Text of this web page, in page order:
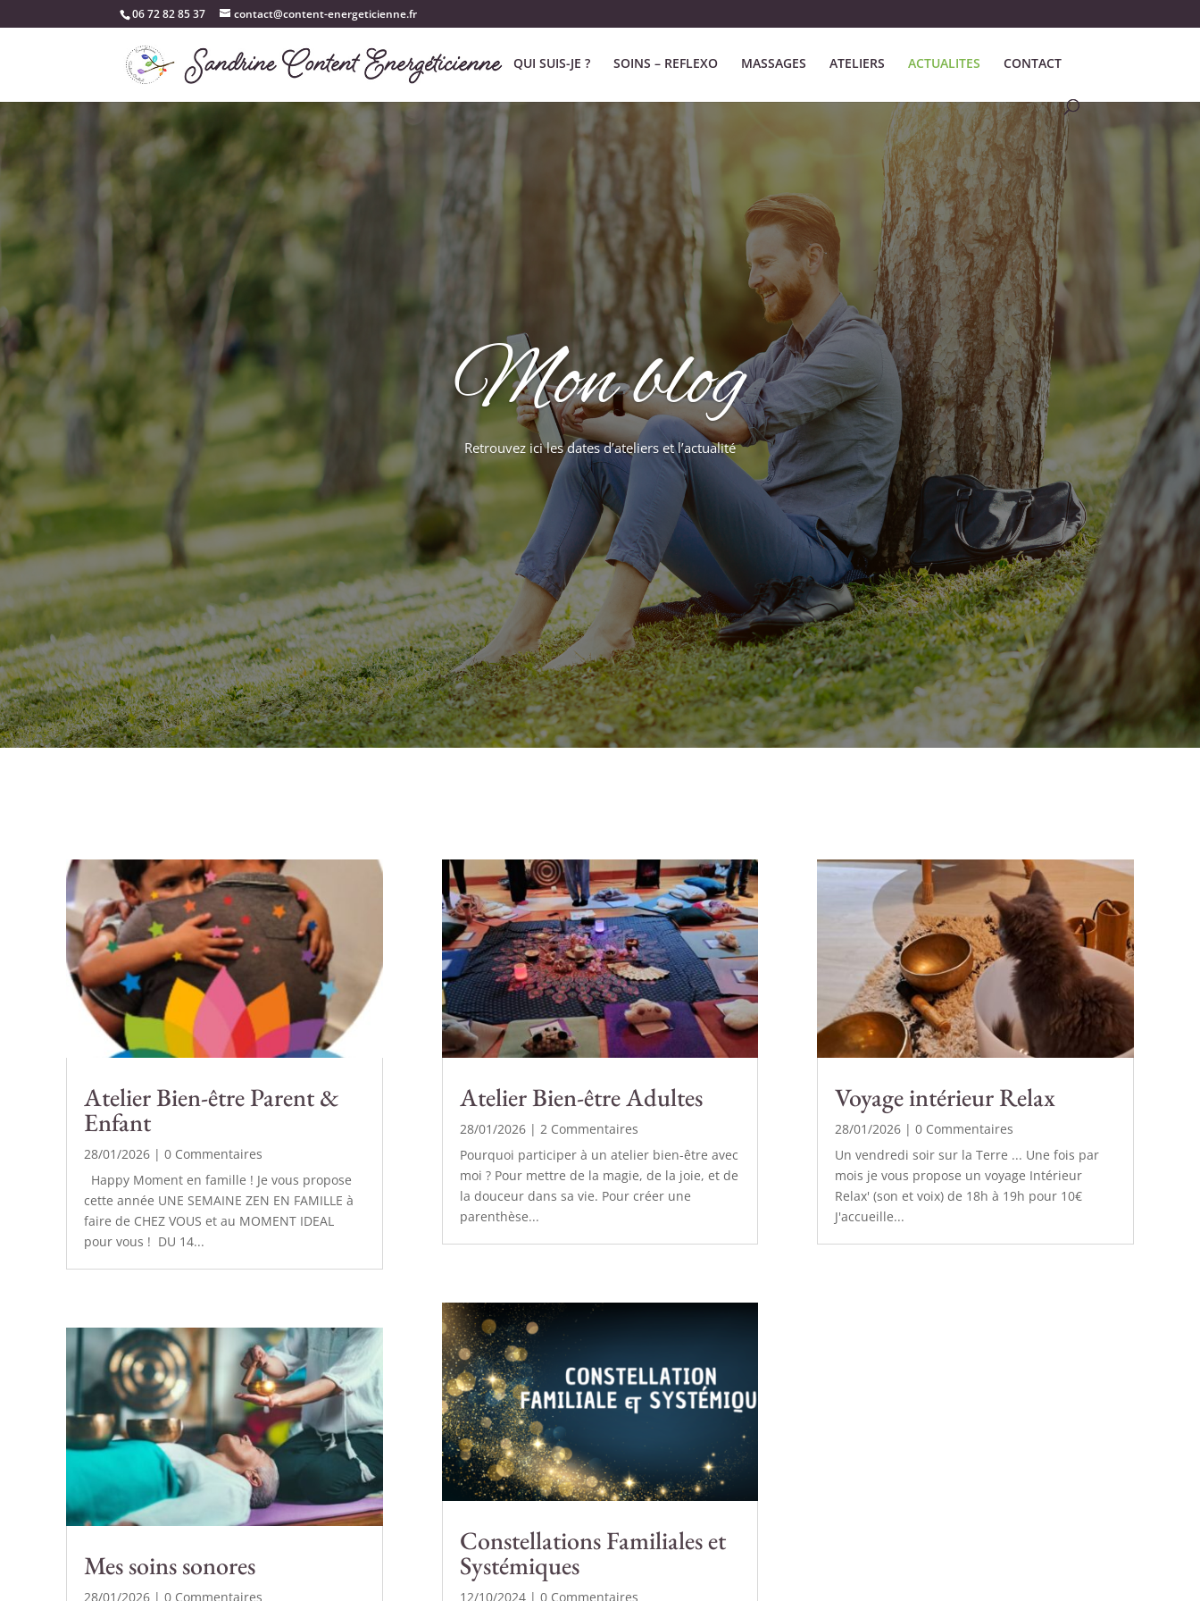
06 72 82 85 37‬ contact@content-energeticienne.fr
QUI SUIS-JE ? SOINS – REFLEXO MASSAGES ATELIERS ACTUALITES CONTACT
Mon blog
Retrouvez ici les dates d’ateliers et l’actualité
Atelier Bien-être Parent &
Enfant
28/01/2026| 0 Commentaires
Happy Moment en famille ! Je vous propose
cette année UNE SEMAINE ZEN EN FAMILLE à
faire de CHEZ VOUS et au MOMENT IDEAL
pour vous ! DU 14...
Mes soins sonores
28/01/2026| 0 Commentaires
Atelier Bien-être Adultes
28/01/2026| 2 Commentaires
Pourquoi participer à un atelier bien-être avec
moi ? Pour mettre de la magie, de la joie, et de
la douceur dans sa vie. Pour créer une
parenthèse...
Constellations Familiales et
Systémiques
12/10/2024| 0 Commentaires
Voyage intérieur Relax
28/01/2026 | 0 Commentaires
Un vendredi soir sur la Terre ... Une fois par
mois je vous propose un voyage Intérieur
Relax' (son et voix) de 18h à 19h pour 10€
J'accueille...